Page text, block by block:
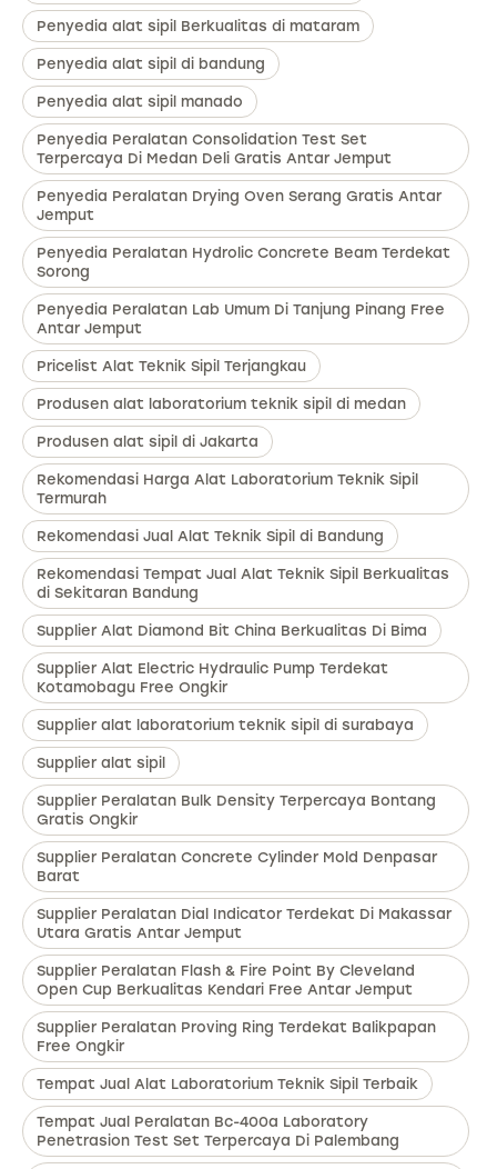
Penyedia alat sipil Berkualitas di mataram
Penyedia alat sipil di bandung
Penyedia alat sipil manado
Penyedia Peralatan Consolidation Test Set
Terpercaya Di Medan Deli Gratis Antar Jemput
Penyedia Peralatan Drying Oven Serang Gratis Antar
Jemput
Penyedia Peralatan Hydrolic Concrete Beam Terdekat
Sorong
Penyedia Peralatan Lab Umum Di Tanjung Pinang Free
Antar Jemput
Pricelist Alat Teknik Sipil Terjangkau
Produsen alat laboratorium teknik sipil di medan
Produsen alat sipil di Jakarta
Rekomendasi Harga Alat Laboratorium Teknik Sipil
Termurah
Rekomendasi Jual Alat Teknik Sipil di Bandung
Rekomendasi Tempat Jual Alat Teknik Sipil Berkualitas
di Sekitaran Bandung
Supplier Alat Diamond Bit China Berkualitas Di Bima
Supplier Alat Electric Hydraulic Pump Terdekat
Kotamobagu Free Ongkir
Supplier alat laboratorium teknik sipil di surabaya
Supplier alat sipil
Supplier Peralatan Bulk Density Terpercaya Bontang
Gratis Ongkir
Supplier Peralatan Concrete Cylinder Mold Denpasar
Barat
Supplier Peralatan Dial Indicator Terdekat Di Makassar
Utara Gratis Antar Jemput
Supplier Peralatan Flash & Fire Point By Cleveland
Open Cup Berkualitas Kendari Free Antar Jemput
Supplier Peralatan Proving Ring Terdekat Balikpapan
Free Ongkir
Tempat Jual Alat Laboratorium Teknik Sipil Terbaik
Tempat Jual Peralatan Bc-400a Laboratory
Penetrasion Test Set Terpercaya Di Palembang